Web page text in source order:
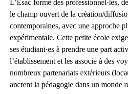
L’Ésac forme des professionnel·les,
le champ ouvert de la création/
contemporaines, avec une approche
expérimentale. Cette petite école
ses étudiant·es à prendre une part
l’établissement et les associe à des
nombreux partenariats extérieurs
ancrent la pédagogie dans un monde